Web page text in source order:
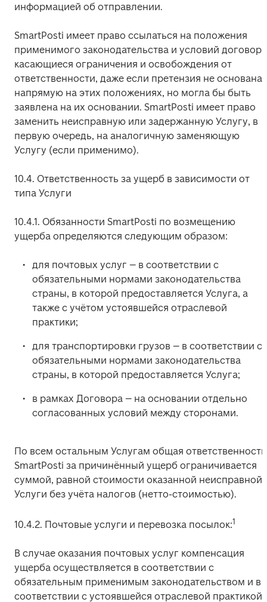
информацией об отправлении.
SmartPosti имеет право ссылаться на положения
применимого законодательства и условий
касающиеся ограничения и освобождения от
ответственности, даже если претензия не основана
напрямую на этих положениях, но могла бы быть
заявлена на их основании. SmartPosti имеет право
заменить неисправную или задержанную Услугу, в
первую очередь, на аналогичную заменяющую
Услугу (если применимо).
10.4. Ответственность за ущерб в зависимости от
типа Услуги
10.4.1. Обязанности SmartPosti по возмещению
ущерба определяются следующим образом:
для почтовых услуг – в соответствии с
обязательными нормами законодательства
страны, в которой предоставляется Услуга, а
также с учётом устоявшейся отраслевой
практики;
для транспортировки грузов – в соответствии с
обязательными нормами законодательства
страны, в которой предоставляется Услуга;
в рамках Договора – на основании отдельно
согласованных условий между сторонами.
По всем остальным Услугам общая ответственность
SmartPosti за причинённый ущерб ограничивается
суммой, равной стоимости оказанной неисправной
Услуги без учёта налогов (нетто-стоимостью).
10.4.2. Почтовые услуги и перевозка посылок:1
В случае оказания почтовых услуг компенсация
ущерба осуществляется в соответствии с
обязательным применимым законодательством и в
соответствии с устоявшейся отраслевой практикой.